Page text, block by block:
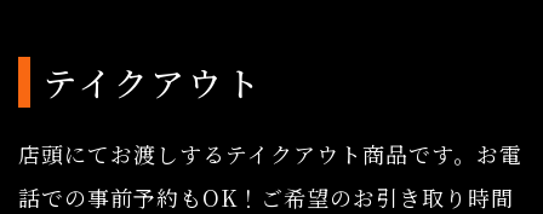
テイクアウト
店頭にてお渡しするテイクアウト商品です。お電
話での事前予約もOK！ご希望のお引き取り時間